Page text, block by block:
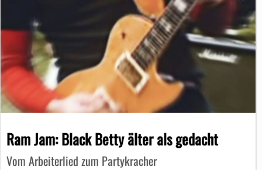
Ram Jam: Black Betty älter als gedacht
Vom Arbeiterlied zum Partykracher